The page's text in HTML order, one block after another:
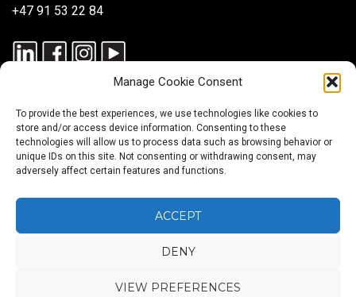
Manage Cookie Consent
To provide the best experiences, we use technologies like cookies to
store and/or access device information. Consenting to these
technologies will allow us to process data such as browsing behavior or
unique IDs on this site. Not consenting or withdrawing consent, may
adversely affect certain features and functions.
ACCEPT
DENY
VIEW PREFERENCES
+47 91 53 22 84
© 2025 SPERTON — ALLE RETTIGHETER RESERVERT. ISO
SAMSVAR MED ISO 30405:2023.
Rekruttering
SmartRecruit
Konsulentutleie
Payroll
Service
Mobilitetstjenester
Workforce